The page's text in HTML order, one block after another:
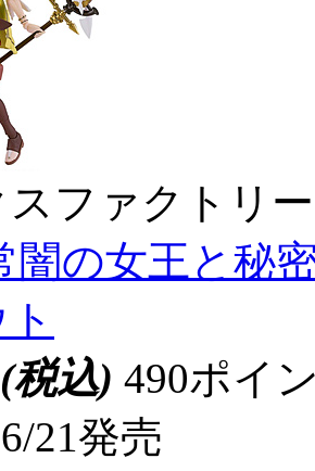
スファクトリー
闇の女王と秘
(税込) 490ポイ
21発売